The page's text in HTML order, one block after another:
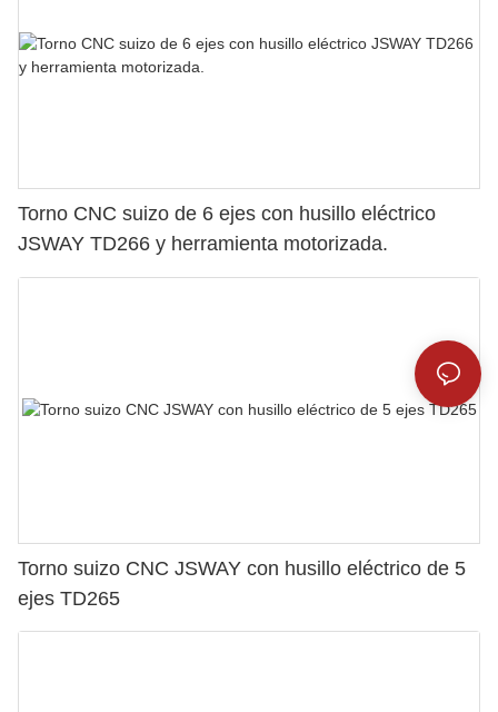
Torno CNC suizo de 6 ejes con husillo eléctrico
JSWAY TD266 y herramienta motorizada.
Torno suizo CNC JSWAY con husillo eléctrico de 5
ejes TD265